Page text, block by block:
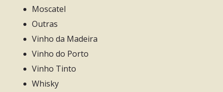
Moscatel
Outras
Vinho da Madeira
Vinho do Porto
Vinho Tinto
Whisky